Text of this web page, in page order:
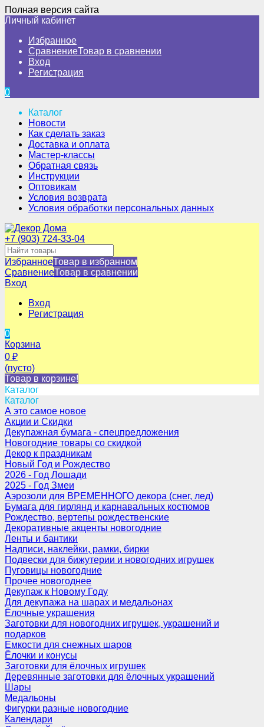
Полная версия сайта
Личный кабинет
Избранное
СравнениеТовар в сравнении
Вход
Регистрация
0
Каталог
Новости
Как сделать заказ
Доставка и оплата
Мастер-классы
Обратная связь
Инструкции
Оптовикам
Условия возврата
Условия обработки персональных данных
+7 (903) 724-33-04
ИзбранноеТовар в избранном
СравнениеТовар в сравнении
Вход
Вход
Регистрация
0
Корзина
0 ₽
(пусто)
Товар в корзине!
Каталог
Каталог
А это самое новое
Акции и Скидки
Декупажная бумага - спецпредложения
Новогодние товары со скидкой
Декор к праздникам
Новый Год и Рождество
2026 - Год Лошади
2025 - Год Змеи
Аэрозоли для ВРЕМЕННОГО декора (снег, лед)
Бумага для гирлянд и карнавальных костюмов
Рождество, вертепы рождественские
Декоративные акценты новогодние
Ленты и бантики
Надписи, наклейки, рамки, бирки
Подвески для бижутерии и новогодних игрушек
Пуговицы новогодние
Прочее новогоднее
Декупаж к Новому Году
Для декупажа на шарах и медальонах
Ёлочные украшения
Заготовки для новогодних игрушек, украшений и
подарков
Емкости для снежных шаров
Ёлочки и конусы
Заготовки для ёлочных игрушек
Деревянные заготовки для ёлочных украшений
Шары
Медальоны
Фигурки разные новогодние
Календари